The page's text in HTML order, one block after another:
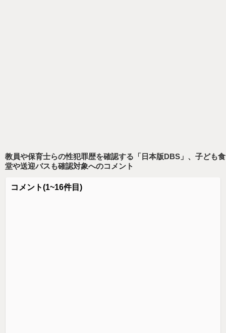
教員や保育士らの性犯罪歴を確認する「日本版DBS」、子ども食
堂や送迎バスも確認対象へのコメント
コメント(1~16件目)